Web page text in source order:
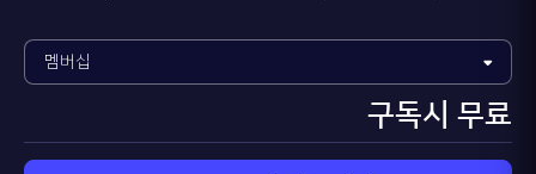
구독시 무료